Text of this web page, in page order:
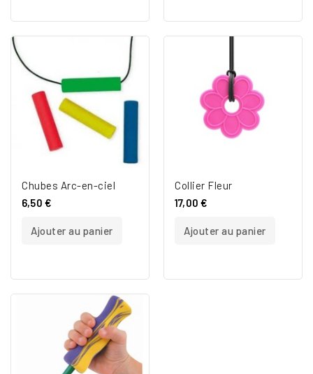
Chubes Arc-en-ciel
6,50 €
Ajouter au panier
Collier Fleur
17,00 €
Ajouter au panier